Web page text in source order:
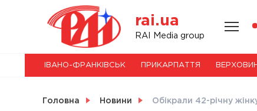
rai.ua
RAI Media group
НОВИНИ
СВІТ
ІВАНО-ФРАНКІВСЬК ПРИКАРПАТТЯ
Головна Новини Обікрали 42-річну